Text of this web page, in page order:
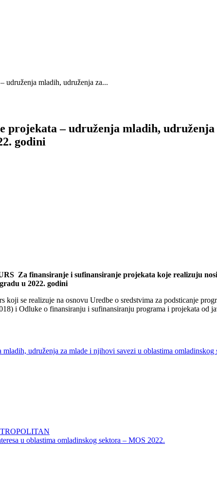
udruženja mladih, udruženja za...
– udruženja mladih,
godini
Za finansiranje i sufinansiranje projekata koje realizuju
u 2022. godini
se realizuje na osnovu Uredbe o sredstvima za podsticanje
i Odluke o finansiranju i sufinansiranju programa i projekata od
udruženja za mlade i njihovi savezi u oblastima omladinskog
u oblastima omladinskog sektora – MOS 2022.